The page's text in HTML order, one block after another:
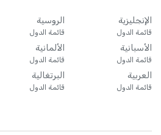
الإنجليزية
قائمة الدول
الروسية
قائمة الدول
الأسبانية
قائمة الدول
الألمانية
قائمة الدول
العربية
قائمة الدول
البرتغالية
قائمة الدول